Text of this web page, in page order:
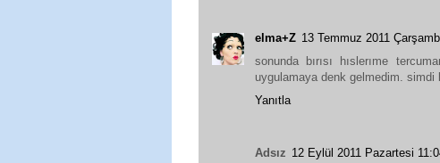
elma+Z 13 Temmuz 2011
sonunda bırısı hıslerıme
uygulamaya denk gelmedim. simdi
Yanıtla
Adsız 12 Eylül 2011 Pazartesi